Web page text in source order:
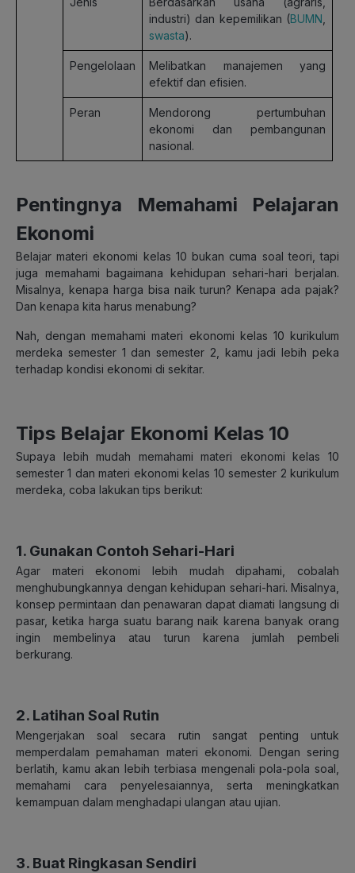
industri) dan kepemilikan (BUMN
swasta).
Pengelolaan
Melibatkan manajemen yang
efektif dan efisien.
Peran
Mendorong pertumbuhan
ekonomi dan pembangunan
nasional.
Pentingnya Memahami Pelajaran
Ekonomi
Belajar materi ekonomi kelas 10 bukan cuma soal teori, tapi
juga memahami bagaimana kehidupan sehari-hari berjalan.
Misalnya, kenapa harga bisa naik turun? Kenapa ada pajak?
Dan kenapa kita harus menabung?
Nah, dengan memahami materi ekonomi kelas 10 kurikulum
merdeka semester 1 dan semester 2, kamu jadi lebih peka
terhadap kondisi ekonomi di sekitar.
Tips Belajar Ekonomi Kelas 10
Supaya lebih mudah memahami materi ekonomi kelas 10
semester 1 dan materi ekonomi kelas 10 semester 2 kurikulum
merdeka, coba lakukan tips berikut:
1. Gunakan Contoh Sehari-Hari
Agar materi ekonomi lebih mudah dipahami, cobalah
menghubungkannya dengan kehidupan sehari-hari. Misalnya,
konsep permintaan dan penawaran dapat diamati langsung di
pasar, ketika harga suatu barang naik karena banyak orang
ingin membelinya atau turun karena jumlah pembeli
berkurang.
2. Latihan Soal Rutin
Mengerjakan soal secara rutin sangat penting untuk
memperdalam pemahaman materi ekonomi. Dengan sering
berlatih, kamu akan lebih terbiasa mengenali pola-pola soal,
memahami cara penyelesaiannya, serta meningkatkan
kemampuan dalam menghadapi ulangan atau ujian.
3. Buat Ringkasan Sendiri